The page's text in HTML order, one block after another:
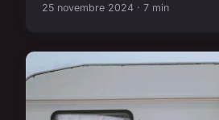
25 novembre 2024 · 7 min